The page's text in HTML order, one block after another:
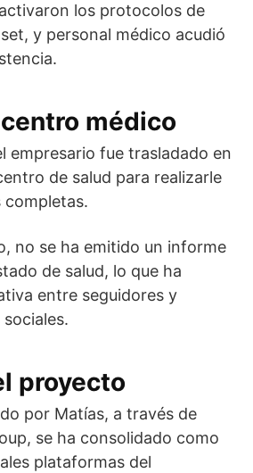
los protocolos de
y personal médico acudió
médico
empresario fue trasladado en
de salud para realizarle
completas.
no se ha emitido un informe
de salud, lo que ha
entre seguidores y
proyecto
por Matías, a través de
, se ha consolidado como
plataformas del